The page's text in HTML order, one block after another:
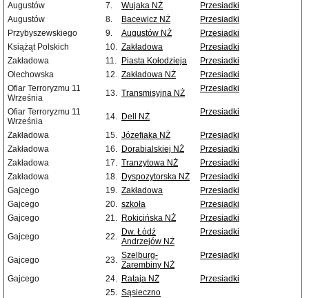
Augustów
7. Wujaka NŻ
Przesiadki
Augustów
8. Bacewicz NŻ
Przesiadki
Przybyszewskiego
9. Augustów NŻ
Przesiadki
Książąt Polskich
10. Zakładowa
Przesiadki
Zakładowa
11. Piasta Kołodzieja
Przesiadki
Olechowska
12. Zakładowa NŻ
Przesiadki
Ofiar Terroryzmu 11
Września
13. Transmisyjna NŻ Przesiadki
Ofiar Terroryzmu 11
Września
14. Dell NŻ Przesiadki
Zakładowa 15. Józefiaka NŻ
Przesiadki
Zakładowa
16. Dorabialskiej NŻ
Przesiadki
Zakładowa
17. Tranzytowa NŻ
Przesiadki
Zakładowa
18. Dyspozytorska NŻ
Przesiadki
Gajcego
19. Zakładowa
Przesiadki
Gajcego
20. szkoła
Przesiadki
Gajcego
21. Rokicińska NŻ
Przesiadki
Gajcego
22. Dw. Łódź
Andrzejów NŻ
Przesiadki
Gajcego 23. Szelburg-
Zarembiny NŻ
Przesiadki
Gajcego 24. Rataja NŻ
Przesiadki
25. Sąsieczno